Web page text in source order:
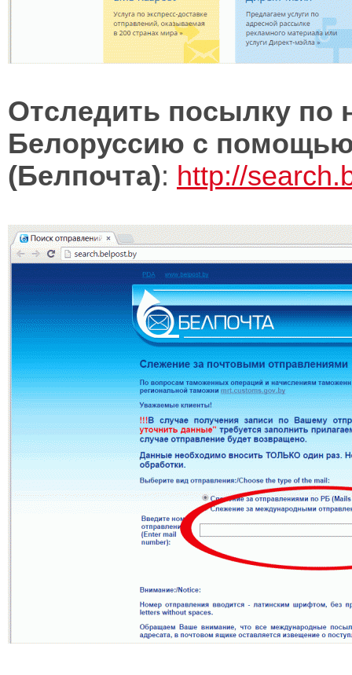
Отследить посылку по
Белоруссию с
(Белпочта): http://